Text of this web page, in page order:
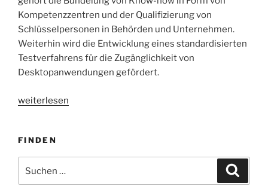
Kompetenzzentren und der Qualifizierung von
Schlüsselpersonen in Behörden und Unternehmen.
Weiterhin wird die Entwicklung eines standardisierten
Testverfahrens für die Zugänglichkeit von
Desktopanwendungen gefördert.
„BIT
Barrierefreie
Informationstechnik
für
inklusives
weiterlesen
FINDEN
nach: